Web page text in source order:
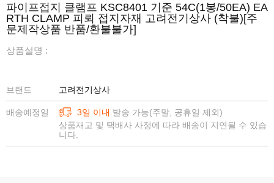
파이프접지 클램프 KSC8401 기준 54C(1봉/50EA) EA
RTH CLAMP 피뢰 접지자재 고려전기상사 (착불)[주
문제작상품 반품/환불불가]
상품설명 :
브랜드 고려전기상사
배송예정일 3일 이내 발송 가능(주말, 공휴일 제외)
상품재고 및 택배사 사정에 따라 배송이 지연될 수 있습
니다.